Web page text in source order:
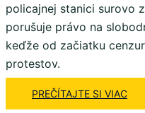
policajnej stanici surovo
porušuje právo na
keďže od začiatku
protestov.
PREČÍTAJTE SI VIAC